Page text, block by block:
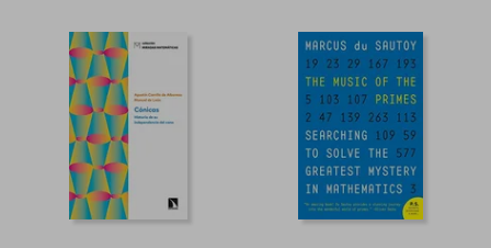
50%
dcto.
50%
dcto.